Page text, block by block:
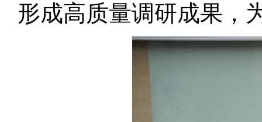
形成高质量调研成果，